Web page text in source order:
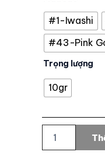
#1-Iwashi
#43-Pink
Trọng lượng
10gr
Major